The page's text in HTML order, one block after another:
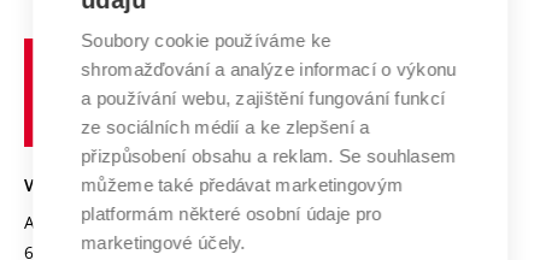
Systém zajišťování kvality výzkumu
Výzkumné infrastruktury
Transfer znalostí
Open Science
Projekty
Projekty ze strukturálních fondů
Spolupráce se školami
Služby univerzity
Mezinárodní dohody
Univerzitní sítě
Profil univerzity
Udržitelná univerzita
Podnikavá univerzita / ContriBUTe
Bezpečná univerzita
Vyznamenání
Organizační struktura
učení
technické
VYSOKÉ UČENÍ TECHNICKÉ V BRNĚ
Antonínská 548/1
602 00 Brno
www.vut.cz
vut@vutbr.cz
Soubory cookie používáme ke
shromažďování a analýze informací o výkonu
a používání webu, zajištění fungování funkcí
ze sociálních médií a ke zlepšení a
přizpůsobení obsahu a reklam. Se souhlasem
můžeme také předávat marketingovým
platformám některé osobní údaje pro
marketingové účely.